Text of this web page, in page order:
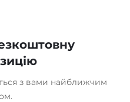
з вами найближчим